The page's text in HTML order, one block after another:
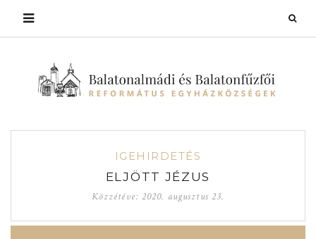
IGEHIRDETÉS
ELJÖTT JÉZUS
Közzétéve:2020. augusztus 23.